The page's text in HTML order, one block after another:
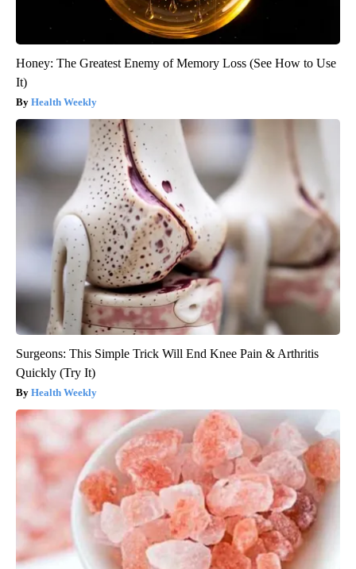
Honey: The Greatest Enemy of Memory Loss (See How to Use
It)
Health Weekly
Surgeons: This Simple Trick Will End Knee Pain & Arthritis
Quickly (Try It)
Health Weekly